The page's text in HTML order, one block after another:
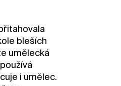
bleších
umělecká
i umělec.